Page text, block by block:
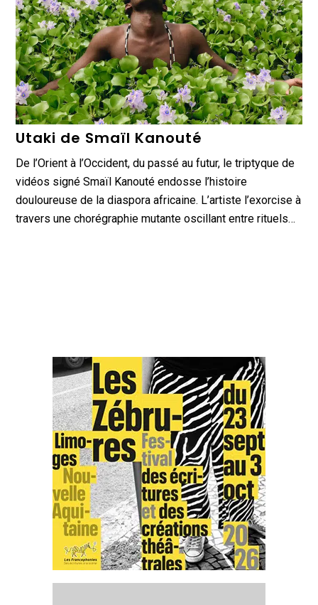
Utaki de Smaïl Kanouté
De l’Orient à l’Occident, du passé au futur, le triptyque de
vidéos signé Smaïl Kanouté endosse l’histoire
douloureuse de la diaspora africaine. L’artiste l’exorcise à
travers une chorégraphie mutante oscillant entre rituels…